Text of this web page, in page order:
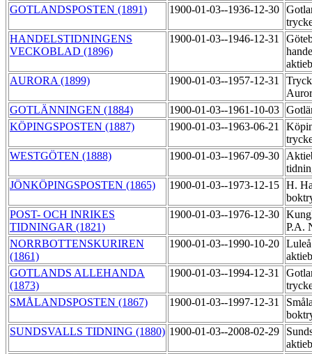
GOTLANDSPOSTEN (1891)
1900-01-03--1936-12-30
HANDELSTIDNINGENS
VECKOBLAD (1896)
1900-01-03--1946-12-31
AURORA (1899)
1900-01-03--1957-12-31
GOTLÄNNINGEN (1884)
1900-01-03--1961-10-03
KÖPINGSPOSTEN (1887)
1900-01-03--1963-06-21
WESTGÖTEN (1888)
1900-01-03--1967-09-30
JÖNKÖPINGSPOSTEN (1865)
1900-01-03--1973-12-15 H.
POST- OCH INRIKES
TIDNINGAR (1821)
1900-01-03--1976-12-30
P.A.
NORRBOTTENSKURIREN
(1861)
1900-01-03--1990-10-20
GOTLANDS ALLEHANDA
(1873)
1900-01-03--1994-12-31
SMÅLANDSPOSTEN (1867)
1900-01-03--1997-12-31
SUNDSVALLS TIDNING (1880) 1900-01-03--2008-02-29